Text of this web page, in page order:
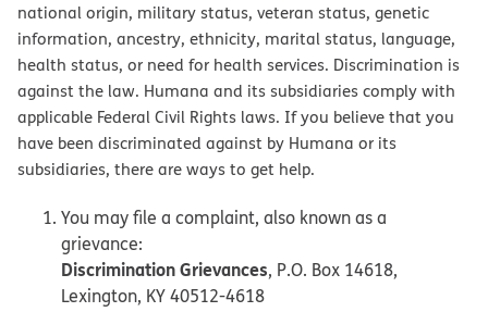
national origin, military status, veteran status, genetic
information, ancestry, ethnicity, marital status, language,
health status, or need for health services. Discrimination is
against the law. Humana and its subsidiaries comply with
applicable Federal Civil Rights laws. If you believe that you
have been discriminated against by Humana or its
subsidiaries, there are ways to get help.
You may file a complaint, also known as a
grievance:
Discrimination Grievances, P.O. Box 14618,
Lexington, KY 40512-4618